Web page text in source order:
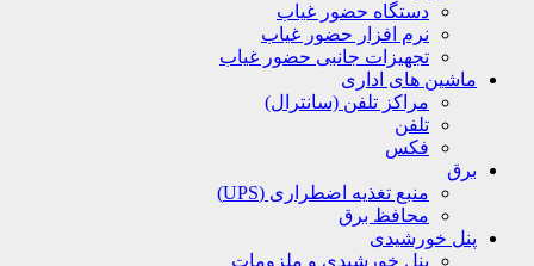
دستگاه حضور غیاب
نرم افزار حضور غیاب
تجهیزات جانبی حضور غیاب
ماشین های اداری
مراکز تلفن (سانترال)
تلفن
فکس
برق
منبع تغذیه اضطراری (UPS)
محافظ برق
پنل خورشیدی
پنل خورشیدی و ملزومات